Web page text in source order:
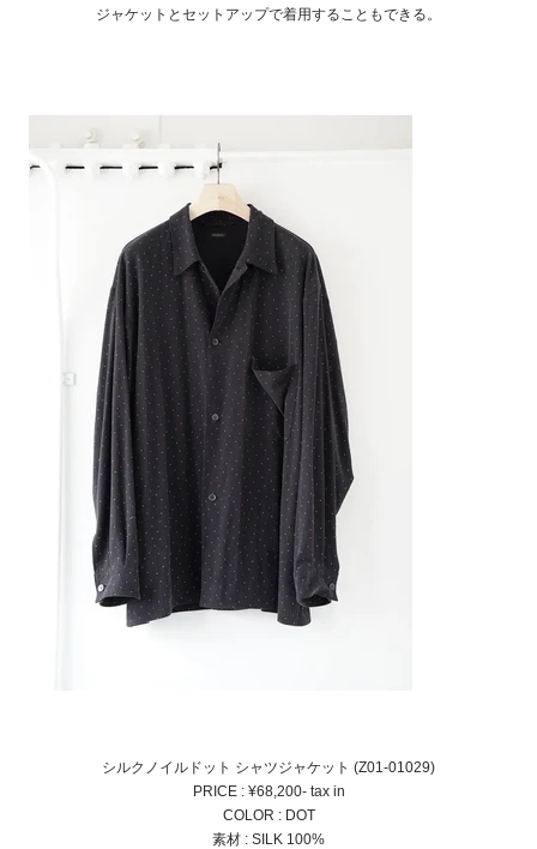
ジャケットとセットアップで着用することもできる。
シルクノイルドット シャツジャケット (Z01-01029)
PRICE : ¥68,200- tax in
COLOR : DOT
素材 : SILK 100%